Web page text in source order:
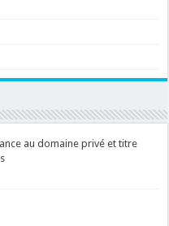
au domaine privé et titre